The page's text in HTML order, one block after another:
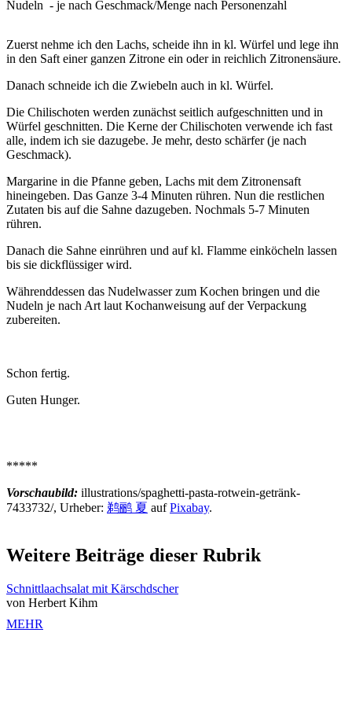
Nudeln - je nach Geschmack/Menge nach Personenzahl
Zuerst nehme ich den Lachs, scheide ihn in kl. Würfel und lege ihn
in den Saft einer ganzen Zitrone ein oder in reichlich Zitronensäure.
Danach schneide ich die Zwiebeln auch in kl. Würfel.
Die Chilischoten werden zunächst seitlich aufgeschnitten und in
Würfel geschnitten. Die Kerne der Chilischoten verwende ich fast
alle, indem ich sie dazugebe. Je mehr, desto schärfer (je nach
Geschmack).
Margarine in die Pfanne geben, Lachs mit dem Zitronensaft
hineingeben. Das Ganze 3-4 Minuten rühren. Nun die restlichen
Zutaten bis auf die Sahne dazugeben. Nochmals 5-7 Minuten
rühren.
Danach die Sahne einrühren und auf kl. Flamme einköcheln lassen
bis sie dickflüssiger wird.
Währenddessen das Nudelwasser zum Kochen bringen und die
Nudeln je nach Art laut Kochanweisung auf der Verpackung
zubereiten.
Schon fertig.
Guten Hunger.
*****
Vorschaubild: illustrations/spaghetti-pasta-rotwein-getränk-
7433732/, Urheber: 鹈鹂 夏 aufPixabay.
Weitere Beiträge dieser Rubrik
Schnittlaachsalat mit Kärschdscher
von Herbert Kihm
MEHR